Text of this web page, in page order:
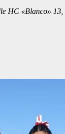
HC «Blanco»